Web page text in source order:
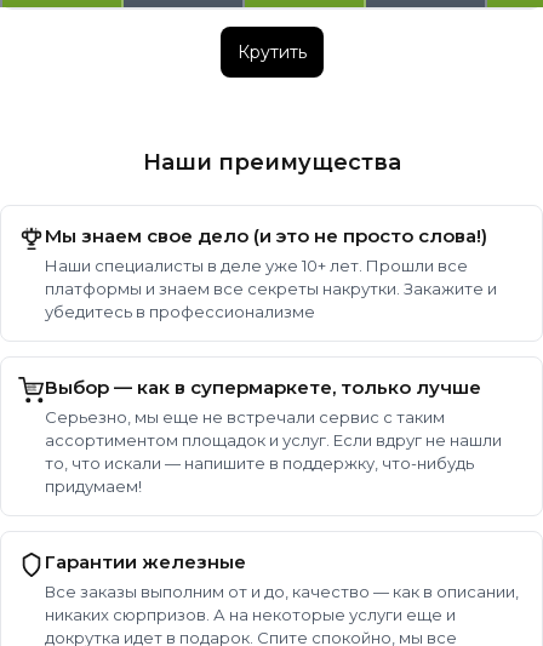
Крутить
Наши преимущества
Мы знаем свое дело (и это не просто слова!)
Наши специалисты в деле уже 10+ лет. Прошли все
платформы и знаем все секреты накрутки. Закажите и
убедитесь в профессионализме
Выбор — как в супермаркете, только лучше
Серьезно, мы еще не встречали сервис с таким
ассортиментом площадок и услуг. Если вдруг не нашли
то, что искали — напишите в поддержку, что-нибудь
придумаем!
Гарантии железные
Все заказы выполним от и до, качество — как в описании,
никаких сюрпризов. А на некоторые услуги еще и
докрутка идет в подарок. Спите спокойно, мы все